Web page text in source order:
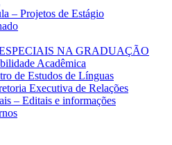
– Projetos de Estágio
NA GRADUAÇÃO
Acadêmica
de Estudos de Línguas
Executiva de Relações
– Editais e informações